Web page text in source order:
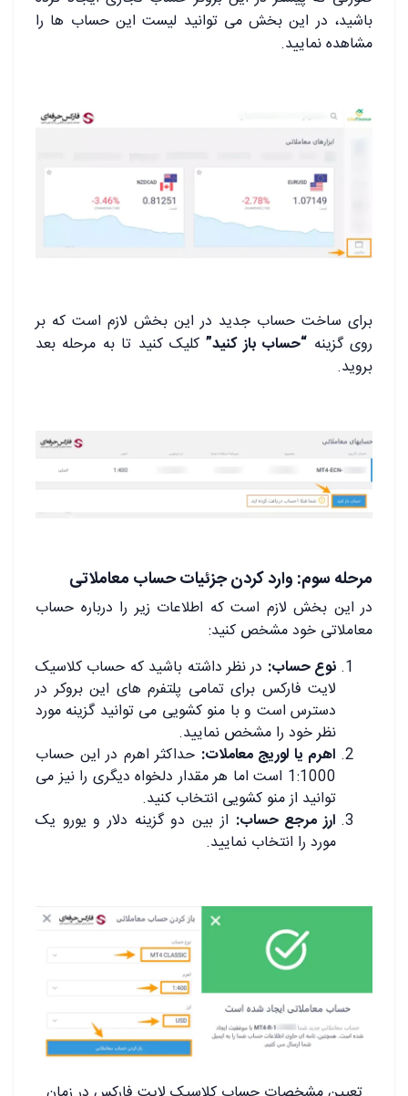
باشید، در این بخش می توانید لیست این حساب ها را
مشاهده نمایید.
برای ساخت حساب جدید در این بخش لازم است که بر
روی گزینه “حساب باز کنید”کلیک کنید تا به مرحله بعد
بروید.
مرحله سوم: وارد کردن جزئیات حساب معاملاتی
در این بخش لازم است که اطلاعات زیر را درباره حساب
معاملاتی خود مشخص کنید:
نوع حساب: در نظر داشته باشید که حساب کلاسیک
لایت فارکس برای تمامی پلتفرم های این بروکر در
دسترس است و با منو کشویی می توانید گزینه مورد
نظر خود را مشخص نمایید.
اهرم یا لوریج معاملات: حداکثر اهرم در این حساب
1:1000 است اما هر مقدار دلخواه دیگری را نیز می
توانید از منو کشویی انتخاب کنید.
ارز مرجع حساب: از بین دو گزینه دلار و یورو یک
مورد را انتخاب نمایید.